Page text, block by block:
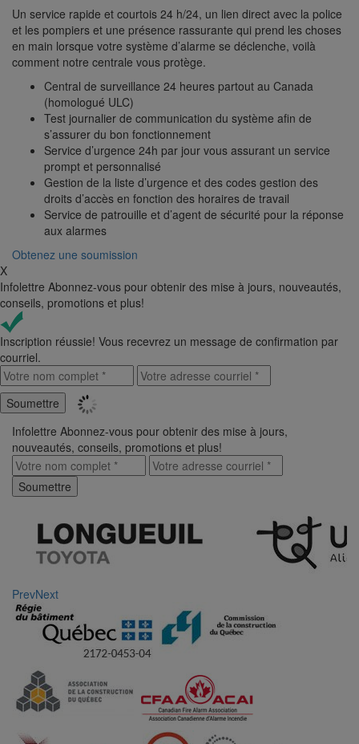
Un service rapide et courtois 24 h/24, un lien direct avec la police
et les pompiers et une présence rassurante qui prend les choses
en main lorsque votre système d’alarme se déclenche, voilà
comment notre centrale vous protège.
Central de surveillance 24 heures partout au Canada
(homologué ULC)
Test journalier de communication du système afin de
s’assurer du bon fonctionnement
Service d’urgence 24h par jour vous assurant un service
prompt et personnalisé
Gestion de la liste d’urgence et des codes gestion des
droits d’accès en fonction des horaires de travail
Service de patrouille et d’agent de sécurité pour la réponse
aux alarmes
Obtenez une soumission
X
Infolettre Abonnez-vous pour obtenir des mise à jours, nouveautés,
conseils, promotions et plus!
Inscription réussie! Vous recevrez un message de confirmation par
courriel.
Infolettre Abonnez-vous pour obtenir des mise à jours,
nouveautés, conseils, promotions et plus!
PrevNext